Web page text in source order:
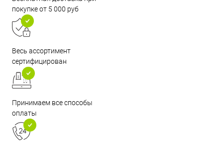
покупке от 5 000 руб
Весь ассортимент
сертифицирован
Принимаем все способы
оплаты